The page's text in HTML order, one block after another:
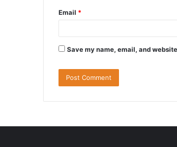
Email *
Save my name, email, and